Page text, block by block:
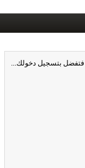
بتسجيل دخولك...